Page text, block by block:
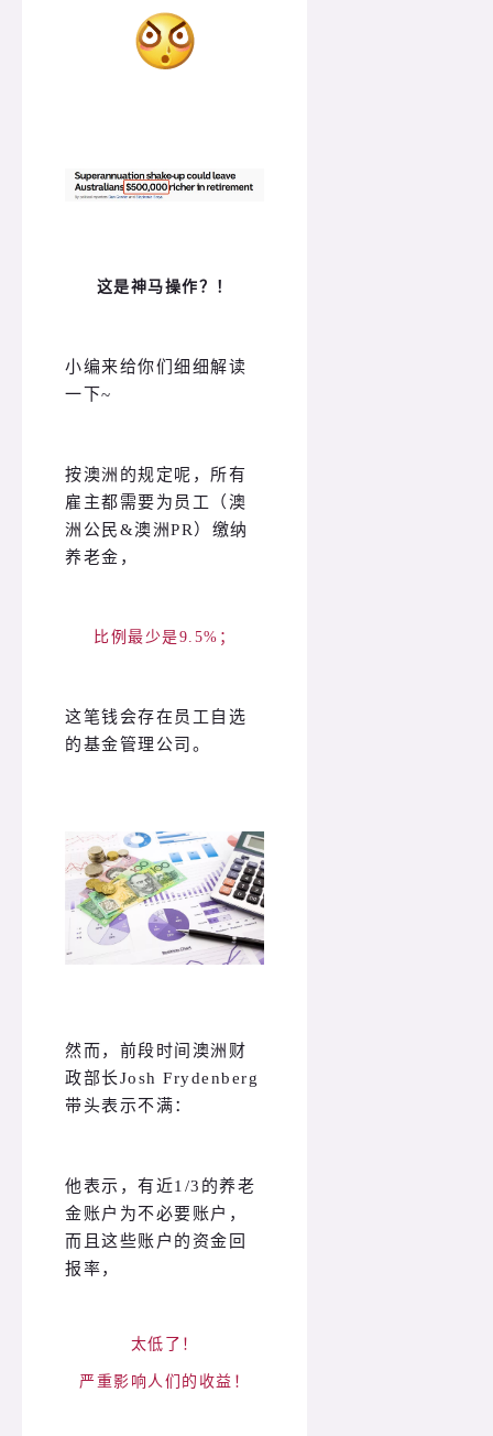
这是神马操作？！
小编来给你们细细解读
一下~
按澳洲的规定呢，所有
雇主都需要为员工（澳
洲公民&澳洲PR）缴纳
养老金，
比例最少是9.5%；
这笔钱会存在员工自选
的基金管理公司。
然而，前段时间澳洲财
政部长Josh Frydenberg
带头表示不满：
他表示，有近1/3的养老
金账户为不必要账户，
而且这些账户的资金回
报率，
太低了！
严重影响人们的收益！